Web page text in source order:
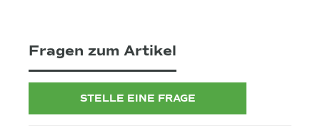
Fragen zum Artikel
STELLE EINE FRAGE